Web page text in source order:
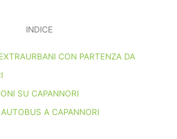
INDICE
CON PARTENZA DA
SU CAPANNORI
A CAPANNORI